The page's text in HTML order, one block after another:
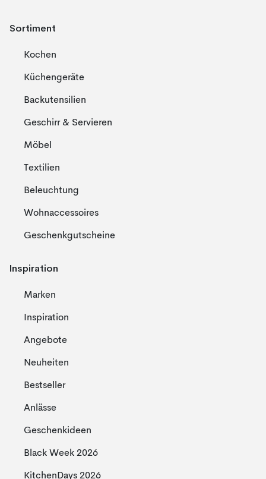
Sortiment
Kochen
Küchengeräte
Backutensilien
Geschirr & Servieren
Möbel
Textilien
Beleuchtung
Wohnaccessoires
Geschenkgutscheine
Inspiration
Marken
Inspiration
Angebote
Neuheiten
Bestseller
Anlässe
Geschenkideen
Black Week 2026
KitchenDays 2026